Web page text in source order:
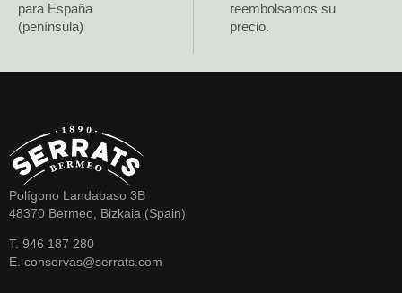
para España
(península)
reembolsamos su
precio.
Polígono Landabaso 3B
48370 Bermeo, Bizkaia (Spain)
T. 946 187 280
E. conservas@serrats.com